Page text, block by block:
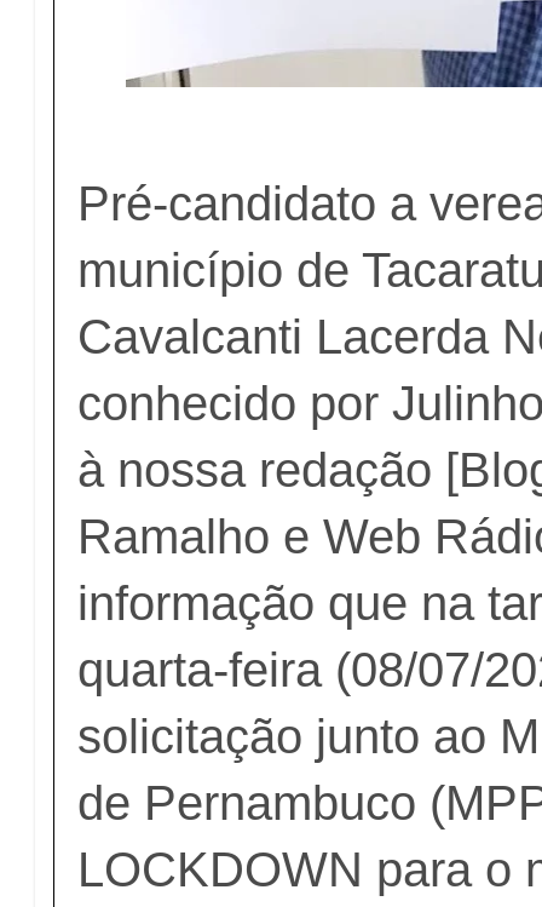
Pré-candidato a
município de
Cavalcanti Lacerda
conhecido por
à nossa redação
Ramalho e Web
informação que na
quarta-feira (08/07/
solicitação junto ao
de Pernambuco
LOCKDOWN para o